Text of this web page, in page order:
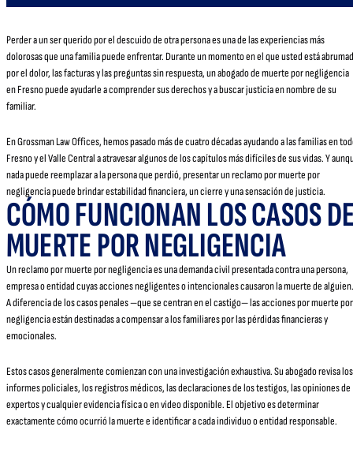
Perder a un ser querido por el descuido de otra persona es una de las experiencias más
dolorosas que una familia puede enfrentar. Durante un momento en el que usted está
por el dolor, las facturas y las preguntas sin respuesta, un abogado de muerte por negligencia
en Fresno puede ayudarle a comprender sus derechos y a buscar justicia en nombre de su
familiar.
En Grossman Law Offices, hemos pasado más de cuatro décadas ayudando a las familias en
Fresno y el Valle Central a atravesar algunos de los capítulos más difíciles de sus vidas. Y
nada puede reemplazar a la persona que perdió, presentar un reclamo por muerte por
negligencia puede brindar estabilidad financiera, un cierre y una sensación de justicia.
CÓMO FUNCIONAN LOS CASOS
MUERTE POR NEGLIGENCIA
Un reclamo por muerte por negligencia es una demanda civil presentada contra una persona,
empresa o entidad cuyas acciones negligentes o intencionales causaron la muerte de alguien.
A diferencia de los casos penales —que se centran en el castigo— las acciones por muerte por
negligencia están destinadas a compensar a los familiares por las pérdidas financieras y
emocionales.
Estos casos generalmente comienzan con una investigación exhaustiva. Su abogado revisa los
informes policiales, los registros médicos, las declaraciones de los testigos, las opiniones de
expertos y cualquier evidencia física o en video disponible. El objetivo es determinar
exactamente cómo ocurrió la muerte e identificar a cada individuo o entidad responsable.